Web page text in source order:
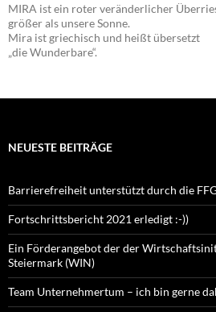
MIRA ist ein roter veränderlicher
größer als unsere Sonne.
Mira ist griechisch und heißt übersetzt
„die Wunderbare“.
NEUESTE BEITRÄGE
Barrierefreiheit unterstützt durch die
Fortschrittsbericht 2021 erledigt :-))
Ein Förderangebot der der
Steiermark (WIN)
Team Unternehmertum – ich bin gerne